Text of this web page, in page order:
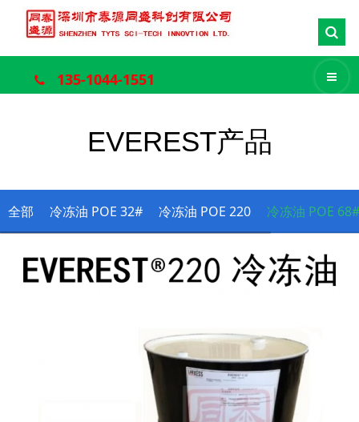
135-1044-1551
EVEREST产品
全部 冷冻油 POE 32# 冷冻油 POE 220 冷冻油 POE 68#